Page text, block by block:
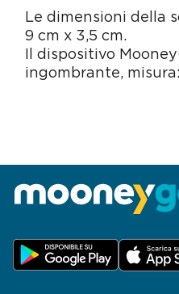
FAQ
Le dimensioni della
9 cm x 3,5 cm.
Il dispositivo
ingombrante,